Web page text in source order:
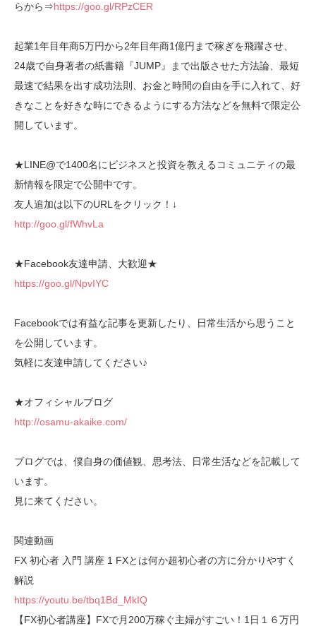
らから⇒https://goo.gl/RPzCER
起業1年目年商5万円から2年目年商1億円まで稼ぎを飛躍させ、
24歳で自身著者の紙書籍『JUMP』まで出版させた方法論、最短
最速で結果を出す成功法則、お金と時間の自由を手に入れて、好
きなことを好きな時にできるようにする方法などを無料で限定公
開しています。
★LINE@で1400名にビジネスと投資を教えるコミュニティの最
新情報を限定で公開中です。
友人追加は以下のURLをクリック！↓
http://goo.gl/fWhvLa
★Facebook友達申請、大歓迎★
https://goo.gl/NpvIYC
Facebookでは有益な記事を更新したり、日常生活から思うこと
を公開しています。
気軽に友達申請してください♪
★オフィシャルブログ
http://osamu-akaike.com/
ブログでは、僕自身の価値観、思考法、日常生活などを記載して
います。
見に来てください。
関連動画
FX 初心者 入門 講座 1 FXとは何か超初心者の方に分かりやすく
解説
https://youtu.be/tbq1Bd_MkIQ
【FX初心者講座】FXで月200万稼ぐ主婦がすごい！1日１６万円